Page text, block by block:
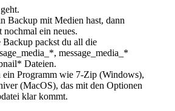
Backup mit Medien hast, dann
nochmal ein neues.
Backup packst du all die
message_media_*
Dateien.
ein Programm wie 7-Zip (Windows),
(MacOS), das mit den Optionen
klar kommt.